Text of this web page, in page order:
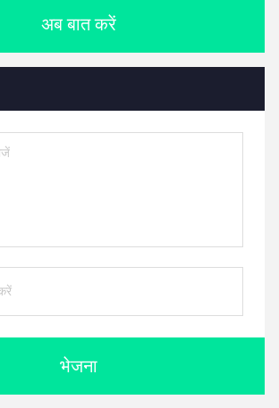
अब बात करें
भेजना